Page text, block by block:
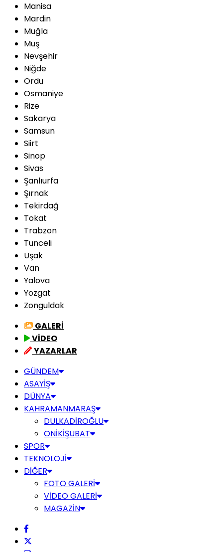
Manisa
Mardin
Muğla
Muş
Nevşehir
Niğde
Ordu
Osmaniye
Rize
Sakarya
Samsun
Siirt
Sinop
Sivas
Şanlıurfa
Şırnak
Tekirdağ
Tokat
Trabzon
Tunceli
Uşak
Van
Yalova
Yozgat
Zonguldak
GALERİ
VİDEO
YAZARLAR
GÜNDEM
ASAYİŞ
DÜNYA
KAHRAMANMARAŞ
DULKADİROĞLU
ONİKİŞUBAT
SPOR
TEKNOLOJİ
DİĞER
FOTO GALERİ
VİDEO GALERİ
MAGAZİN